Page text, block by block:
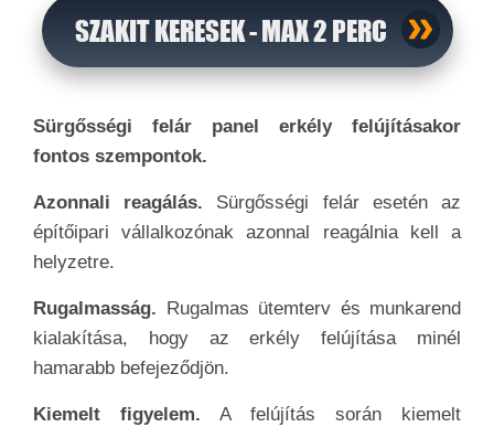
SZAKIT KERESEK - MAX 2 PERC
Sürgősségi felár panel erkély felújításakor
fontos szempontok.
Azonnali reagálás. Sürgősségi felár esetén az
építőipari vállalkozónak azonnal reagálnia kell a
helyzetre.
Rugalmasság. Rugalmas ütemterv és munkarend
kialakítása, hogy az erkély felújítása minél
hamarabb befejeződjön.
Kiemelt figyelem. A felújítás során kiemelt